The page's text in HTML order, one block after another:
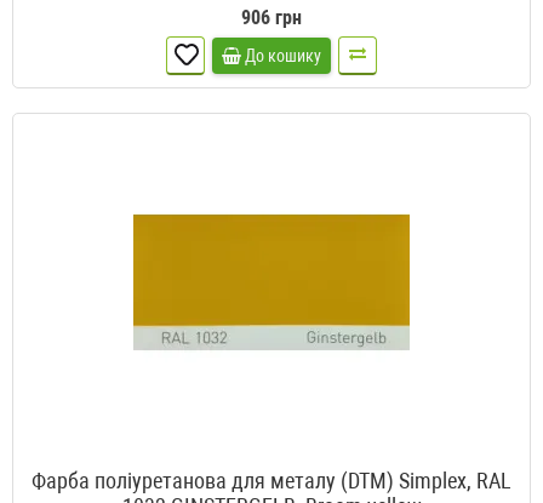
906 грн
До кошику
Фарба поліуретанова для металу (DTM) Simplex, RAL